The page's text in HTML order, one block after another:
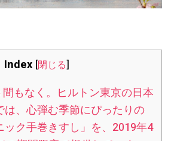
Index [閉じる]
もなく。ヒルトン東京の日本
、心弾む季節にぴったりの
ック手巻きすし」を、2019年4